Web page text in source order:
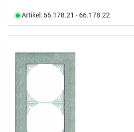
Artikel: 66.178.21 - 66.178.22